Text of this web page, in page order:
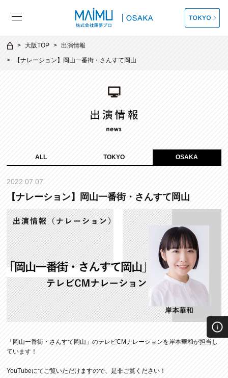
大阪TOP 出演情報
【ナレーション】岡山一番街・さんすて岡山
ALL TOKYO OSAKA
2022.07.07
【ナレーション】岡山一番街・さんすて岡山
「岡山一番街・さんすて岡山」のテレビCMナレーションを岸本華和が担当し
ています！
YouTubeにてご覧いただけますので、是非ご覧ください！